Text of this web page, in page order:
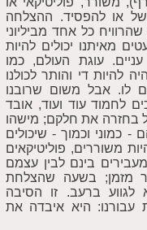
או להפסיד. ההצלחה
כל אחד מביליוני
מאיתנו יכולים להיות
עוגת העולם, כמו
להיות די והותר לכולנו
לו. אבל משום שרובנו
לחמוד עוד ועוד, אובד
בחזרה את חלקם; מישהו
כמוני וכמוך - שיכולים
משוררים, פוליטיקאים
בינם לבין עצמם
מזמן; בשעה שהצלחת
ברעב. זו הסיבה
היא איבדה את